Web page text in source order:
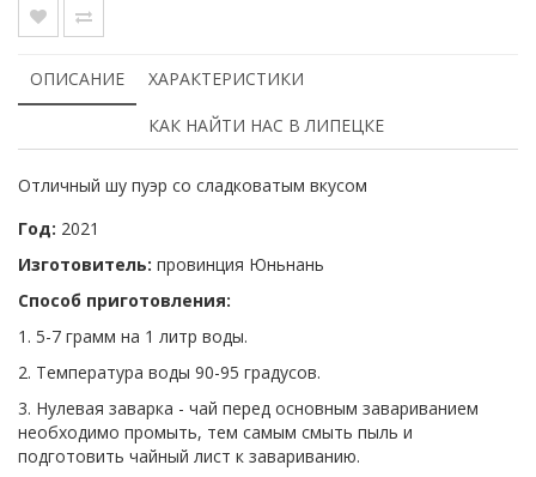
ОПИСАНИЕ ХАРАКТЕРИСТИКИ
КАК НАЙТИ НАС В ЛИПЕЦКЕ
Отличный шу пуэр со сладковатым вкусом
Год: 2021
Изготовитель: провинция Юньнань
Способ приготовления:
1. 5-7 грамм на 1 литр воды.
2. Температура воды 90-95 градусов.
3. Нулевая заварка - чай перед основным завариванием
необходимо промыть, тем самым смыть пыль и
подготовить чайный лист к завариванию.